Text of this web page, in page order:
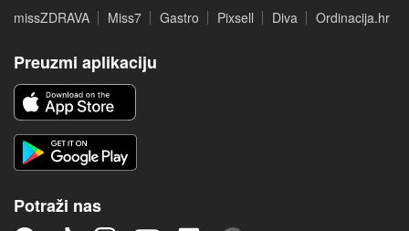
missZDRAVA
Miss7 Gastro Pixsell Diva Ordinacija.hr
Preuzmi aplikaciju
Potraži nas